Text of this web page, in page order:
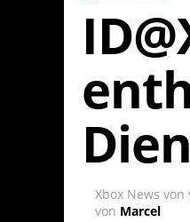
Xbox News von
von Marcel